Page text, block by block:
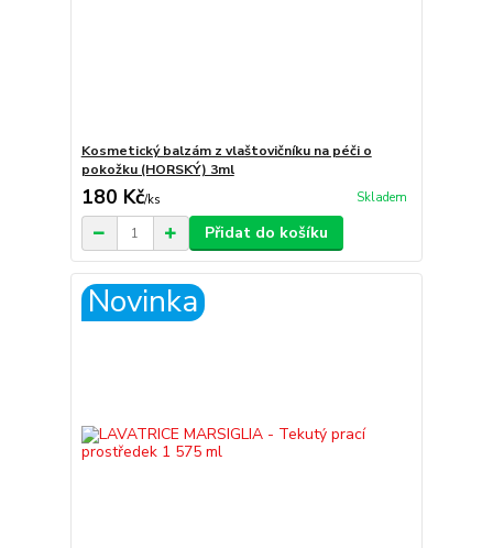
Kosmetický balzám z vlaštovičníku na péči o
pokožku (HORSKÝ) 3ml
180 Kč/ks Skladem
Přidat do košíku
Novinka